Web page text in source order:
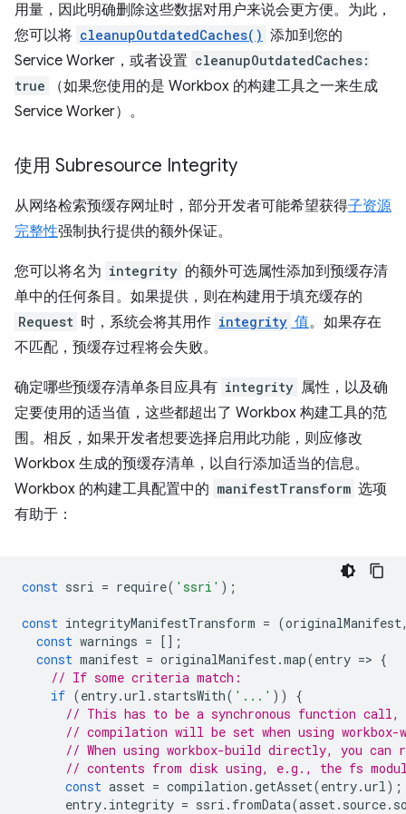
用量，因此明确删除这些数据对用户来说会更方便。为此，
您可以将 cleanupOutdatedCaches() 添加到您的
Service Worker，或者设置 cleanupOutdatedCaches:
true
（如果您使用的是 Workbox 的构建工具之一来生成
Service Worker）。
使用 Subresource Integrity
从网络检索预缓存网址时，部分开发者可能希望获得子资源
完整性强制执行提供的额外保证。
您可以将名为 integrity 的额外可选属性添加到预缓存清
单中的任何条目。如果提供，则在构建用于填充缓存的
Request 时，系统会将其用作 integrity 值。如果存在
不匹配，预缓存过程将会失败。
确定哪些预缓存清单条目应具有 integrity 属性，以及确
定要使用的适当值，这些都超出了 Workbox 构建工具的范
围。相反，如果开发者想要选择启用此功能，则应修改
Workbox 生成的预缓存清单，以自行添加适当的信息。
Workbox 的构建工具配置中的 manifestTransform 选项
有助于：
const ssri = require( 'ssri' );
const integrityManifestTransform = (originalManifest
const warnings = [];
const manifest = originalManifest.map(entry => {
// If some criteria match:
if (entry.url . startsWith( '...' ))
{
// This has to be a synchronous function call,
// compilation will be set when using workbox-
// When using workbox-build directly, you
// contents from disk using, e.g., the fs
const asset = compilation .getAsset(entry.url);
entry. integrity = ssri . fromData(asset. source.